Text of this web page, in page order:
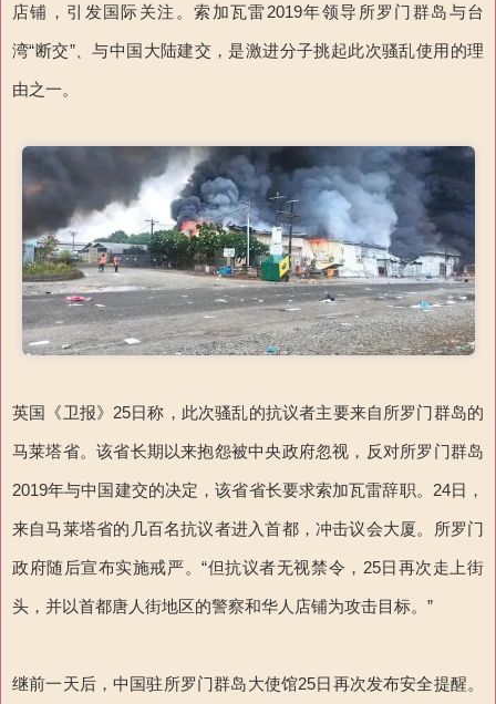
店铺，引发国际关注。索加瓦雷2019年领导所罗门群岛与台
湾“断交”、与中国大陆建交，是激进分子挑起此次骚乱使用的理
由之一。
英国《卫报》25日称，此次骚乱的抗议者主要来自所罗门群岛的
马莱塔省。该省长期以来抱怨被中央政府忽视，反对所罗门群岛
2019年与中国建交的决定，该省省长要求索加瓦雷辞职。24日，
来自马莱塔省的几百名抗议者进入首都，冲击议会大厦。所罗门
政府随后宣布实施戒严。“但抗议者无视禁令，25日再次走上街
头，并以首都唐人街地区的警察和华人店铺为攻击目标。”
继前一天后，中国驻所罗门群岛大使馆25日再次发布安全提醒。